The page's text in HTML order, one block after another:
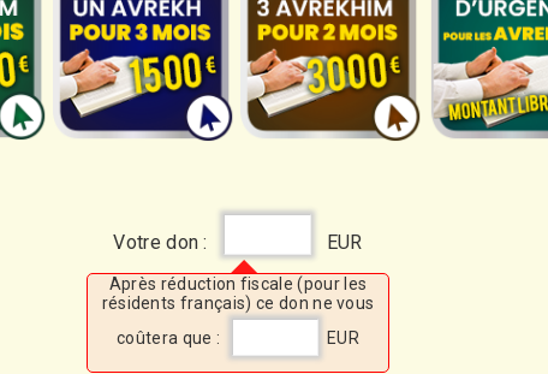
Votre don : EUR
Après réduction fiscale (pour les
résidents français) ce don ne vous
coûtera que :
EUR